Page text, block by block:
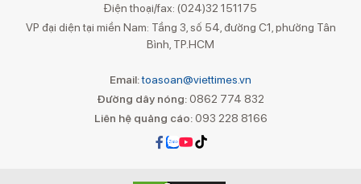
Điện thoại/fax: (024)32 151175
VP đại diện tại miền Nam: Tầng 3, số 54, đường C1, phường Tân
Bình, TP.HCM
Email:toasoan@viettimes.vn
Đường dây nóng: 0862 774 832
Liên hệ quảng cáo:093 228 8166